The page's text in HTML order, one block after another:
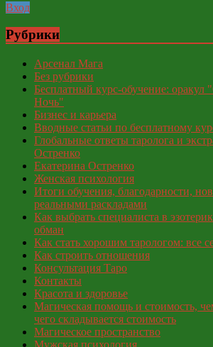
Вход
Рубрики
Арсенал Мага
Без рубрики
Бесплатный курс-обучение:
Ночь"
Бизнес и карьера
Вводные статьи по бесплатному
Глобальные ответы таролога и
Остренко
Екатерина Остренко
Женская психология
Итоги обучения, благодарности,
реальными раскладами
Как выбрать специалиста в
обман
Как стать хорошим тарологом: все
Как строить отношения
Консультация Таро
Контакты
Красота и здоровье
Магическая помощь и стоимость,
чего складывается стоимость
Магическое пространство
Мужская психология